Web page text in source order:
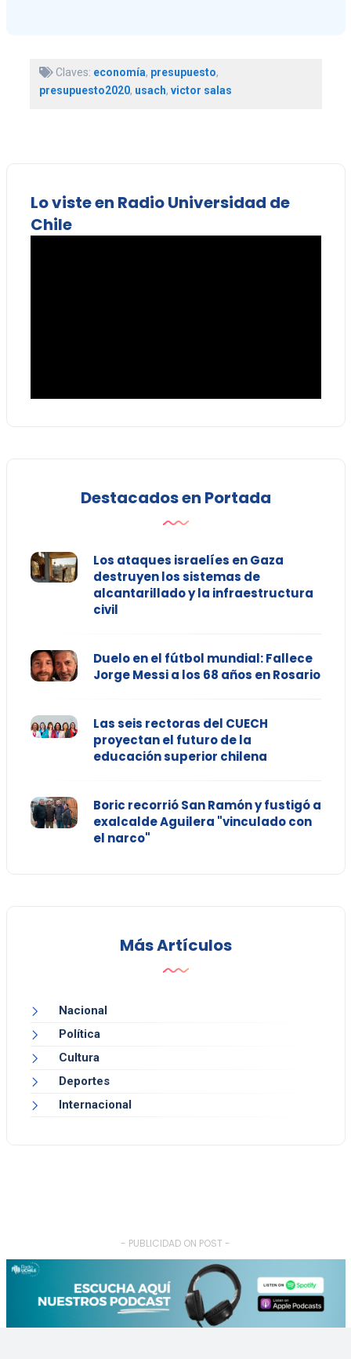
Claves: economía, presupuesto,
presupuesto2020, usach, victor salas
Lo viste en Radio Universidad de
Chile
Destacados en Portada
Los ataques israelíes en Gaza
destruyen los sistemas de
alcantarillado y la infraestructura
civil
Duelo en el fútbol mundial: Fallece
Jorge Messi a los 68 años en Rosario
Las seis rectoras del CUECH
proyectan el futuro de la
educación superior chilena
Boric recorrió San Ramón y fustigó a
exalcalde Aguilera "vinculado con
el narco"
Más Artículos
Nacional
Política
Cultura
Deportes
Internacional
- PUBLICIDAD ON POST -